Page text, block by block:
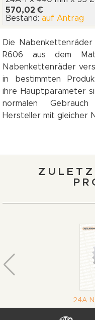
570,02 €
Bestand: auf Antrag
Die
R606 aus dem
Nabenkettenräder
in bestimmten
ihre Hauptparameter
normalen
Hersteller mit gleicher
24A